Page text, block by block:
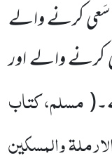
سَعی کرنے والے
والے اور
(مسلم، کتاب
والمسکین